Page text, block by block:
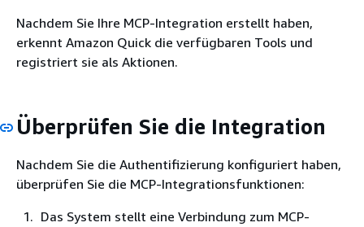
Nachdem Sie Ihre MCP-Integration erstellt haben,
erkennt Amazon Quick die verfügbaren Tools und
registriert sie als Aktionen.
Überprüfen Sie die Integration
Nachdem Sie die Authentifizierung konfiguriert haben,
überprüfen Sie die MCP-Integrationsfunktionen:
Das System stellt eine Verbindung zum MCP-